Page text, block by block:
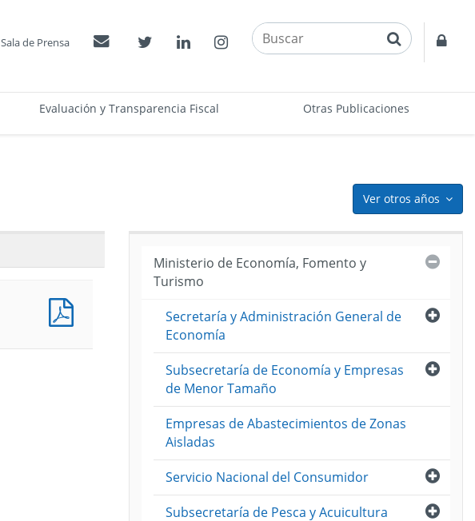
Evaluación y Transparencia Fiscal Otras Publicaciones
Sala de Prensa Contactos Twitter LinkedinInstagram buscar
Ver otros años
Ministerio de Economía, Fomento y
Turismo
Abrir
Secretaría y Administración General de
Economía
Abrir
Subsecretaría de Economía y Empresas
de Menor Tamaño
Empresas de Abastecimientos de Zonas
Aisladas
Abrir
Servicio Nacional del Consumidor
Abrir
Subsecretaría de Pesca y Acuicultura